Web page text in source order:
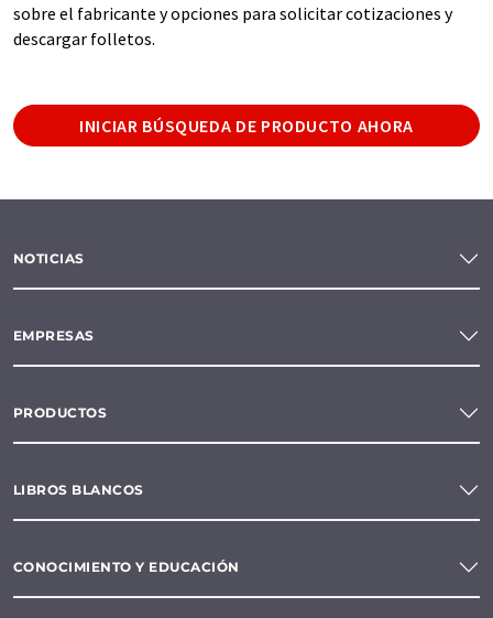
sobre el fabricante y opciones para solicitar cotizaciones y
descargar folletos.
INICIAR BÚSQUEDA DE PRODUCTO AHORA
NOTICIAS
EMPRESAS
PRODUCTOS
LIBROS BLANCOS
CONOCIMIENTO Y EDUCACIÓN